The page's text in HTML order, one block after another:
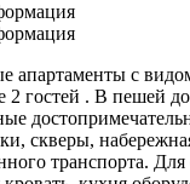
апартаменты с
2 гостей . В пешей
скверы,
транспорта. Для